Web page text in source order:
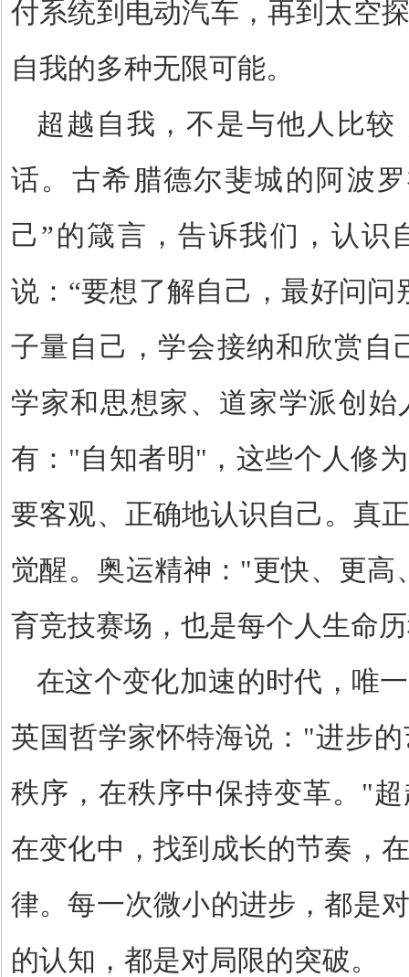
付系统到电动汽车，再到太空
自我的多种无限可能。
超越自我，不是与他人比
话。古希腊德尔斐城的阿波
己 ”的箴言，告诉我们，认识
说： “要想了解自己，最好问问
子量自己，学会接纳和欣赏自
学家和思想家、道家学派创
有： "自知者明 " ，这些个人修
要客观、正确地认识自己。真
觉醒。奥运精神： "更快、更高
育竞技赛场，也是每个人生命
在这个变化加速的时代，唯
英国哲学家怀特海说： "进步
秩序，在秩序中保持变革。 "
在变化中，找到成长的节奏，
律。每一次微小的进步，都是
的认知，都是对局限的突破。